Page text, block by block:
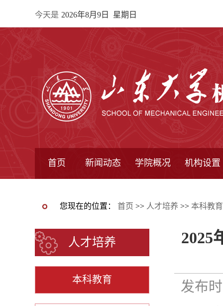
今天是 2026年8月9日 星期日
首页 新闻动态 学院概况 机构设置
您现在的位置： 首页 >> 人才培养 >> 本科教育
人才培养
本科教育
2025
发布